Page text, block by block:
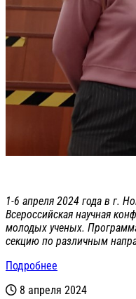
1-6 апреля 2024 года в г.
Всероссийская научная
молодых ученых.
секцию по различным
Подробнее
8 апреля 2024